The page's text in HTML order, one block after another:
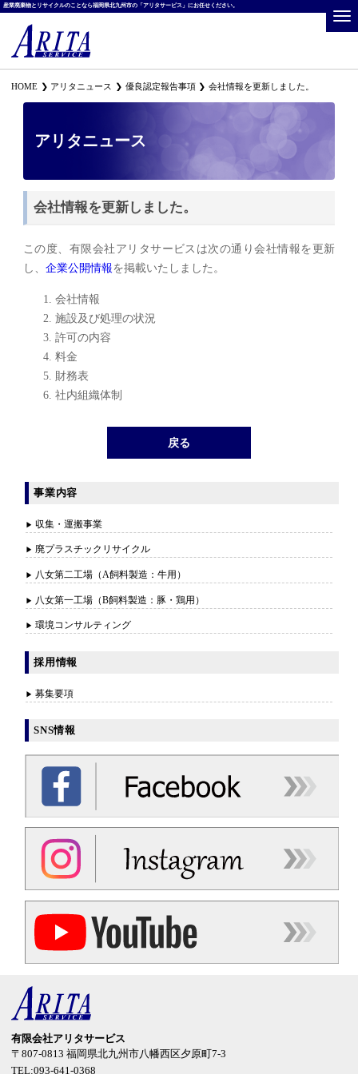
産業廃棄物とリサイクルのことなら福岡県北九州市の「アリタサービス」にお任せください。
HOME アリタニュース 優良認定報告事項 会社情報を更新しました。
アリタニュース
会社情報を更新しました。
この度、有限会社アリタサービスは次の通り会社情報を更新
し、 企業公開情報を掲載いたしました。
会社情報
施設及び処理の状況
許可の内容
料金
財務表
社内組織体制
戻る
事業内容
収集・運搬事業
廃プラスチックリサイクル
八女第二工場（A飼料製造：牛用）
八女第一工場（B飼料製造：豚・鶏用）
環境コンサルティング
採用情報
募集要項
SNS情報
有限会社アリタサービス
〒807-0813福岡県北九州市八幡西区夕原町7-3
TEL:093-641-0368